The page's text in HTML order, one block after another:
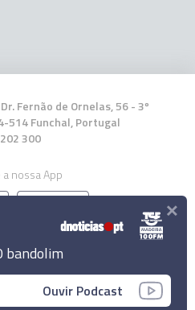
Fernão de Ornelas, 56 - 3º
514 Funchal, Portugal
300
nossa App
de Notícias, Lda.
reservados.
bandolim
Ouvir Podcast
×